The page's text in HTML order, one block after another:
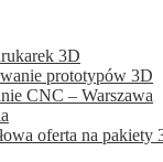
3D
prototypów 3D
CNC – Warszawa
oferta na